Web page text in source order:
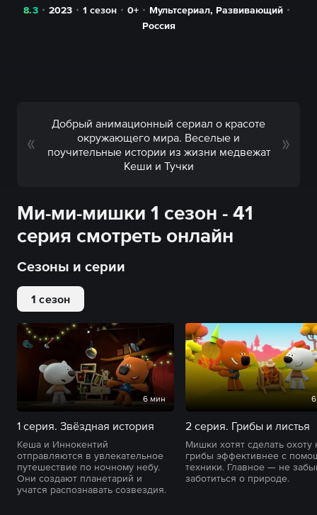
8.3 2023 1 сезон 0+ Мультсериал, Развивающий
Россия
Добрый анимационный сериал о красоте
окружающего мира. Веселые и
поучительные истории из жизни медвежат
Кеши и Тучки
Ми-ми-мишки 1 сезон - 41
серия смотреть онлайн
Сезоны и серии
1 сезон
6 мин
1 серия. Звёздная история
Кеша и Иннокентий
отправляются в увлекательное
путешествие по ночному небу.
Они создают планетарий и
учатся распознавать созвездия.
2 серия. Грибы и листья
Мишки хотят сделать охоту
грибы эффективнее с
техники. Главное — не
заботиться о природе.